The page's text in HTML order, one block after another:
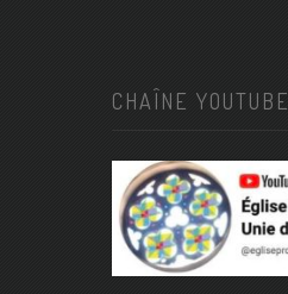
CHAÎNE YOUTUBE